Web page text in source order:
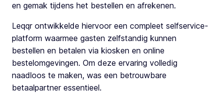
en gemak tijdens het bestellen en afrekenen.
Leqqr ontwikkelde hiervoor een compleet selfservice-
platform waarmee gasten zelfstandig kunnen
bestellen en betalen via kiosken en online
bestelomgevingen. Om deze ervaring volledig
naadloos te maken, was een betrouwbare
betaalpartner essentieel.